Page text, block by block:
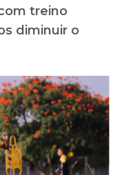
treino
diminuir o